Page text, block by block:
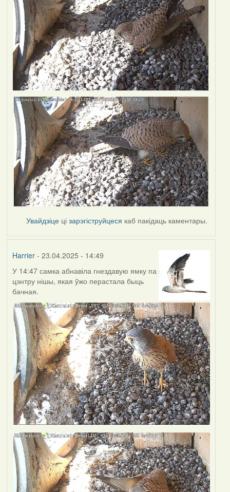
Увайдзіце цізарэгіструйцеся каб пакідаць каментары.
Harrier- 23.04.2025 - 14:49
У 14:47 самка абнавіла гнездавую ямку па
цэнтру нішы, якая ўжо перастала быць
бачная.